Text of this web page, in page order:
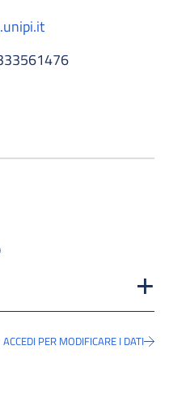
ACCEDI PER MODIFICARE I DATI